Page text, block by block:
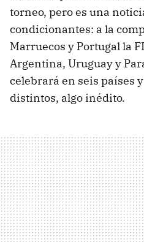
torneo, pero es una
condicionantes: a la
Marruecos y Portugal la
Argentina, Uruguay y
celebrará en seis países
distintos, algo inédito.